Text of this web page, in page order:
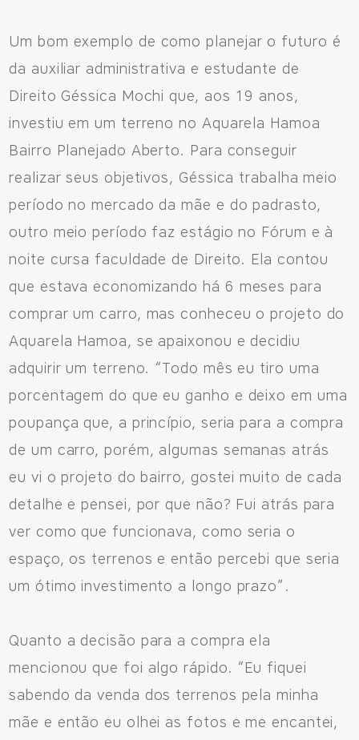
Fale Conosco
Avenida Eiffel, 819 - Aquarela das Artes Bairro Planejado,
Sinop/MT - 78.555-453
66 3531 9505
Fale pelo WhastApp
556692085083
Um bom exemplo de como planejar o futuro é
da auxiliar administrativa e estudante de
Direito Géssica Mochi que, aos 19 anos,
investiu em um terreno no Aquarela Hamoa
Bairro Planejado Aberto. Para conseguir
realizar seus objetivos, Géssica trabalha meio
período no mercado da mãe e do padrasto,
outro meio período faz estágio no Fórum e à
noite cursa faculdade de Direito. Ela contou
que estava economizando há 6 meses para
comprar um carro, mas conheceu o projeto do
Aquarela Hamoa, se apaixonou e decidiu
adquirir um terreno. “Todo mês eu tiro uma
porcentagem do que eu ganho e deixo em uma
poupança que, a princípio, seria para a compra
de um carro, porém, algumas semanas atrás
eu vi o projeto do bairro, gostei muito de cada
detalhe e pensei, por que não? Fui atrás para
ver como que funcionava, como seria o
espaço, os terrenos e então percebi que seria
um ótimo investimento a longo prazo”.
Quanto a decisão para a compra ela
mencionou que foi algo rápido. “Eu fiquei
sabendo da venda dos terrenos pela minha
mãe e então eu olhei as fotos e me encantei,